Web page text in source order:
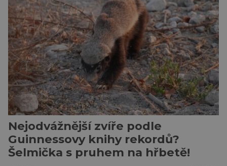
zajímavější. Rostliny totiž dokážou své okolí
vnímat prostřednictvím mechanických podnětů
a samy také vydávají zvuky […]
Nejodvážnější zvíře podle
Guinnessovy knihy rekordů?
Šelmička s pruhem na hřbetě!